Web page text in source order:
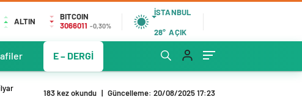
ALTIN
BITCOIN
3066011 -0,30%
İSTANBUL
28° AÇIK
E – DERGİ
183 kez okundu | Güncelleme: 20/08/2025 17:23